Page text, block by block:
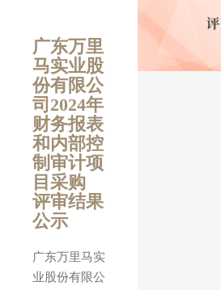
广东万里
马实业股
份有限公
司2024年
财务报表
和内部控
制审计项
目采购
评审结果
公示
广东万里马实
业股份有限公